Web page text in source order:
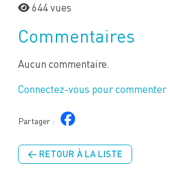
644 vues
Commentaires
Aucun commentaire.
Connectez-vous pour commenter
Partager :
← RETOUR À LA LISTE